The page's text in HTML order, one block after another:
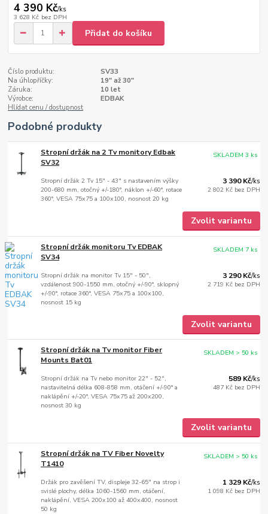
4 390 Kč/ks
3 628 Kč bez DPH
Přidat do košíku
Číslo produktu:
SV33
Na úhlopříčky:
19" až 30"
Záruka:
10 let
Výrobce:
EDBAK
Hlídat cenu / dostupnost
Podobné produkty
Stropní držák na 2 Tv monitory Edbak
SV32
Stropní držák 2 Tv 15" - 43" s nastavením výšky
200-680 mm, otočný +/-180°, náklon +/-60°, rotace
360°, VESA 75x75 a 100x100, nosnost 20 kg
3 390 Kč/ks
2 802 Kč bez DPH
SKLADEM 3 ks
Zvolit variantu
Stropní držák monitoru Tv EDBAK
SV34
Stropní držák na monitor Tv 15" - 50",
vzdálenost 900-1550 mm, otočný +/-90°, sklopný
+/-90°, rotace 360°, VESA 75x75 a 100x100,
nosnost 15 kg
3 290 Kč/ks
2 719 Kč bez DPH
SKLADEM 7 ks
Zvolit variantu
Stropní držák na Tv monitor Fiber
Mounts Bat01
Stropní držák na Tv nebo monitor 22" - 52",
nastavitelná délka 608-858 mm, otáčení +/-90° a
naklápění +/-20°, VESA 75x75 až 200x200,
nosnost 30 kg
589 Kč/ks
487 Kč bez DPH
SKLADEM > 50 ks
Zvolit variantu
Stropní držák na TV Fiber Novelty
T1410
Držák pro zavěšení TV, displeje 32-65" na strop i
svislé plochy, délka 1060-1560 mm, otáčení,
naklápění, VESA 200x100 až 400x400, nosnost
50 kg
1 329 Kč/ks
1 098 Kč bez DPH
SKLADEM > 50 ks